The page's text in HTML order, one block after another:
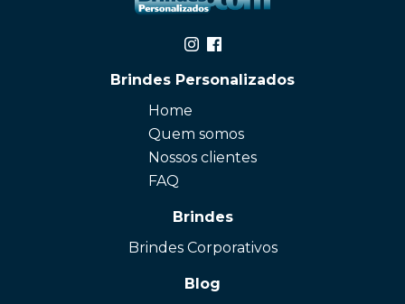
Brindes Personalizados
Home
Quem somos
Nossos clientes
FAQ
Brindes
Brindes Corporativos
Blog